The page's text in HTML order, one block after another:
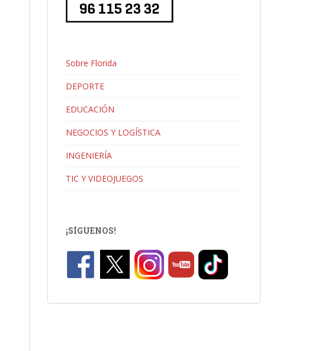
Sobre Florida
DEPORTE
EDUCACIÓN
NEGOCIOS Y LOGÍSTICA
INGENIERÍA
TIC Y VIDEOJUEGOS
¡SÍGUENOS!